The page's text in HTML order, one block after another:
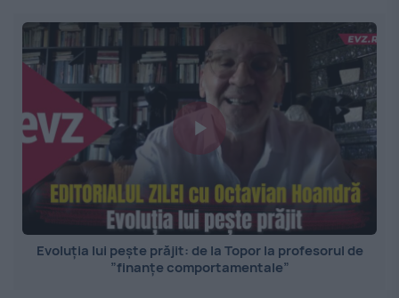
Evoluția lui pește prăjit: de la Topor la profesorul de
”finanțe comportamentale”